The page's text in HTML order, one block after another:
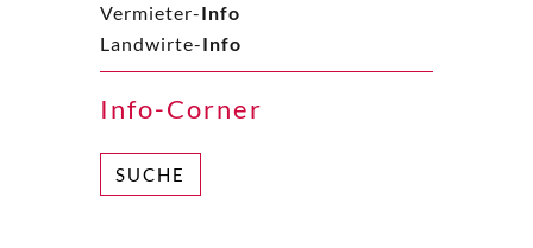
Vermieter-Info
Landwirte-Info
Info-Corner
SUCHE